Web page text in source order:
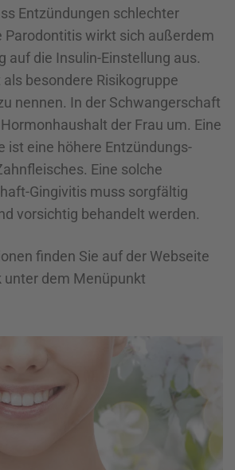
Entzündungen schlechter
Parodontitis wirkt sich außerdem
auf die Insulin-Einstellung aus.
besondere Risikogruppe
nennen. In der Schwangerschaft
der Frau um. Eine
ist eine höhere Entzündungs­
Eine solche
Gingivitis muss sorgfältig
vorsichtig behandelt werden.
finden Sie auf der Webseite
unter dem Menüpunkt